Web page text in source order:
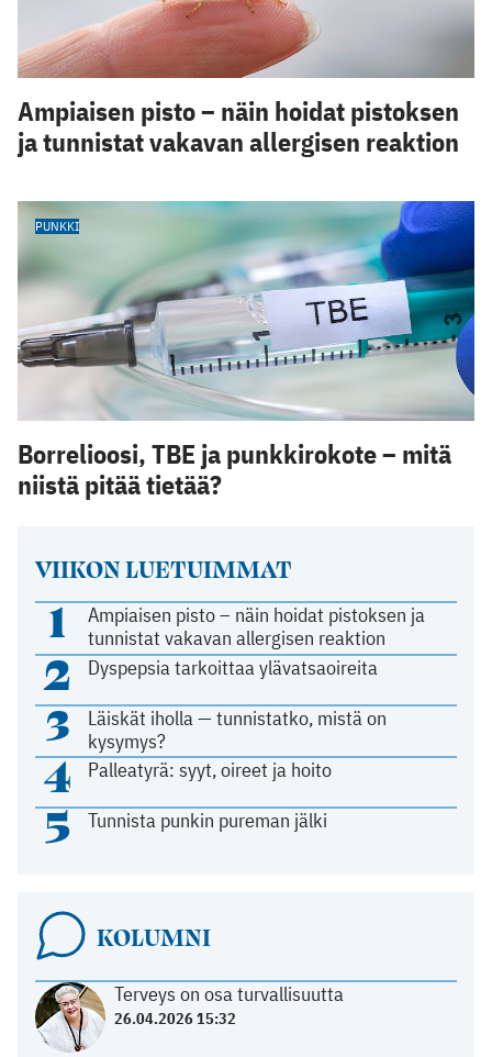
VIIKON LUETUIMMAT
1
Ampiaisen pisto – näin hoidat pistoksen ja
tunnistat vakavan allergisen reaktion
2 Dyspepsia tarkoittaa ylävatsaoireita
3
Läiskät iholla — tunnistatko, mistä on
kysymys?
4 Palleatyrä: syyt, oireet ja hoito
5 Tunnista punkin pureman jälki
KOLUMNI
Terveys on osa turvallisuutta
26.04.2026 15:32
Ampiaisen pisto – näin hoidat pistoksen
ja tunnistat vakavan allergisen reaktion
PUNKKI
Borrelioosi, TBE ja punkkirokote – mitä
niistä pitää tietää?